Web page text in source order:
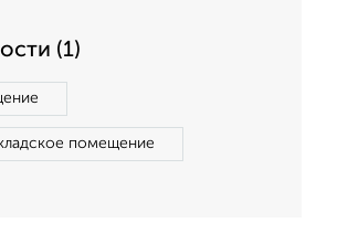
(1)
помещение